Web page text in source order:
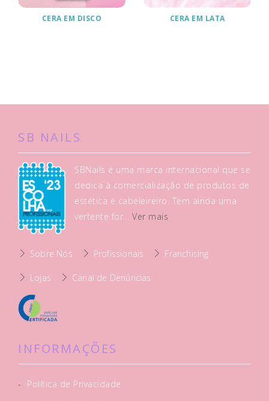
CERA EM DISCO CERA EM LATA
SB NAILS
SBNails é uma marca internacional que se
dedica à comercialização de produtos de
estética e cabeleireiro. Tem ainda uma
vertente for...Ver mais
Sobre Nós Profissionais Franchising
Lojas Canal de Denúncias
INFORMAÇÕES
-
Política de Privacidade